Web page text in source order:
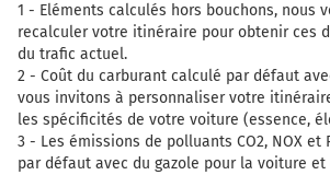
1 - Eléments calculés hors bouchons, nous
recalculer votre itinéraire pour obtenir ces
du trafic actuel.
2 - Coût du carburant calculé par défaut
vous invitons à personnaliser votre
les spécificités de votre voiture (essence,
3 - Les émissions de polluants CO2, NOX et
par défaut avec du gazole pour la voiture